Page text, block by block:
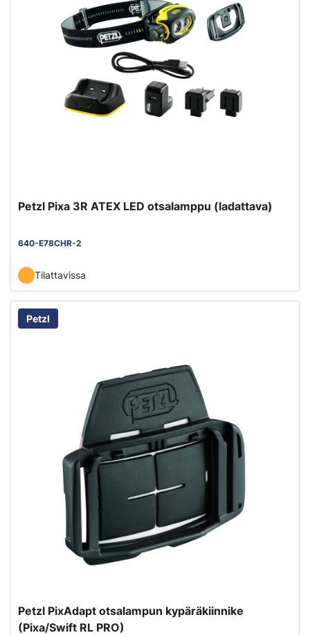
Petzl Pixa 3R ATEX LED otsalamppu (ladattava)
640-E78CHR-2
Tilattavissa
Petzl
Petzl PixAdapt otsalampun kypäräkiinnike
(Pixa/Swift RL PRO)